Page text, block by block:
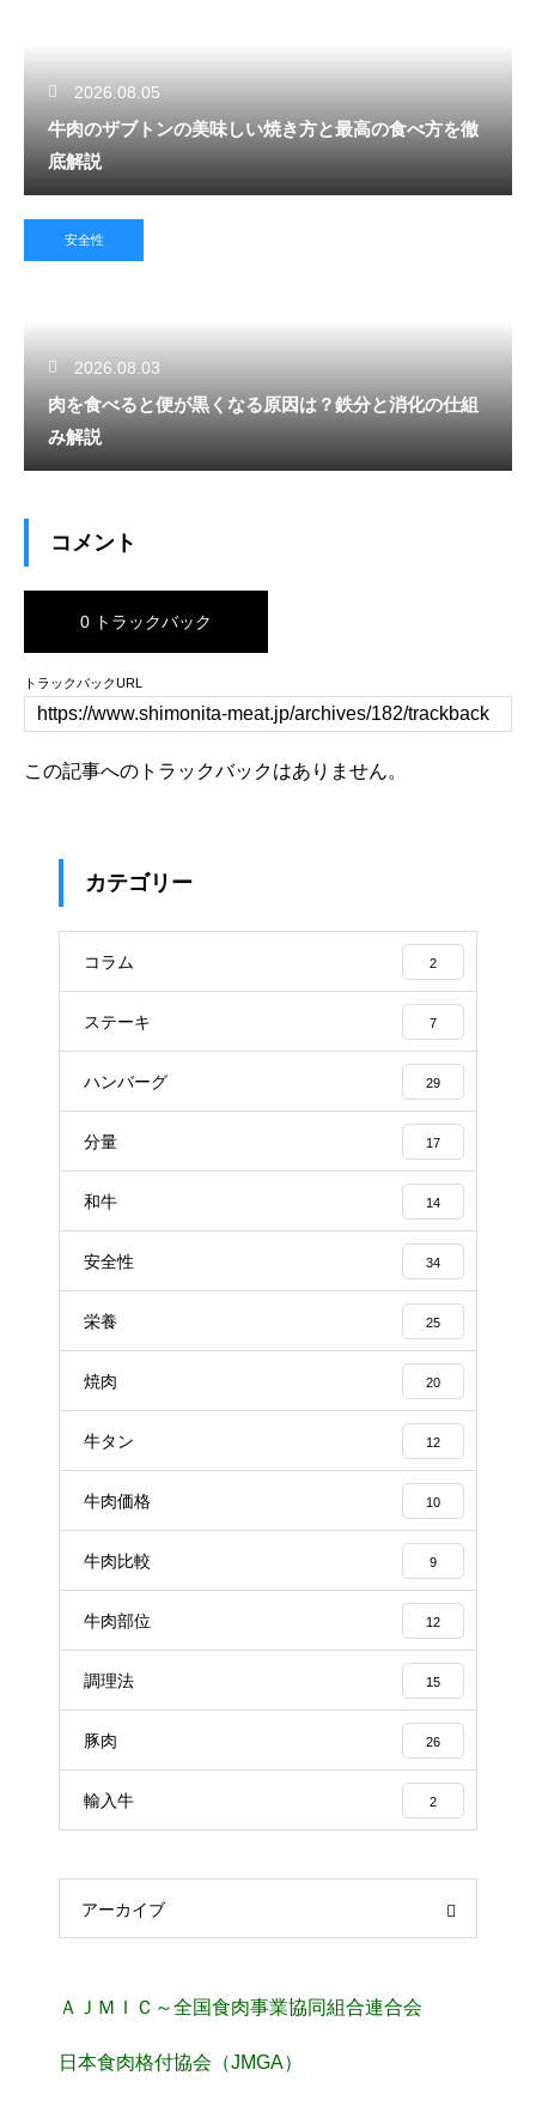
2026.08.05
牛肉のザブトンの美味しい焼き方と最高の食べ方を徹
底解説
安全性
2026.08.03
肉を食べると便が黒くなる原因は？鉄分と消化の仕組
み解説
コメント
0 トラックバック
トラックバックURL
この記事へのトラックバックはありません。
カテゴリー
コラム 2
ステーキ 7
ハンバーグ 29
分量 17
和牛 14
安全性 34
栄養 25
焼肉 20
牛タン 12
牛肉価格 10
牛肉比較 9
牛肉部位 12
調理法 15
豚肉 26
輸入牛 2
アーカイブ
ＡＪＭＩＣ～全国食肉事業協同組合連合会
日本食肉格付協会（JMGA）